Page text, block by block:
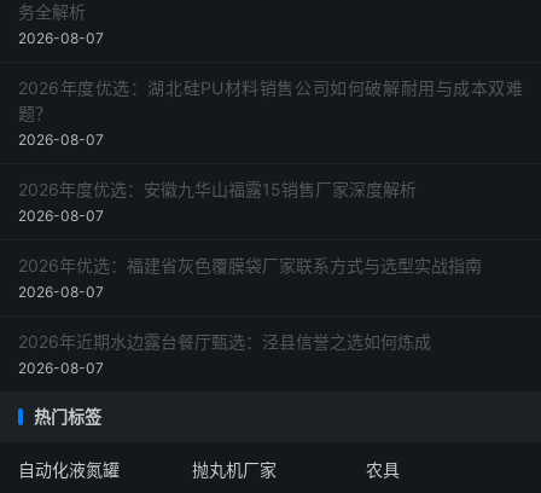
务全解析
2026-08-07
2026年度优选：湖北硅PU材料销售公司如何破解耐用与成本双难
题？
2026-08-07
2026年度优选：安徽九华山福露15销售厂家深度解析
2026-08-07
2026年优选：福建省灰色覆膜袋厂家联系方式与选型实战指南
2026-08-07
2026年近期水边露台餐厅甄选：泾县信誉之选如何炼成
2026-08-07
热门标签
自动化液氮罐 抛丸机厂家 农具